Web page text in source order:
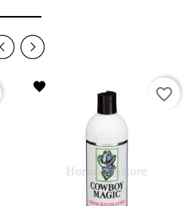
favorite_border